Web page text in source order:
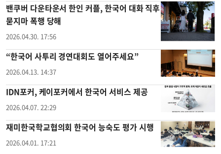
밴쿠버 다운타운서 한인 커플, 한국어 대화 직후
묻지마 폭행 당해
2026.04.30. 17:56
“한국어 사투리 경연대회도 열어주세요”
2026.04.13. 14:37
IDN포커, 케이포커에서 한국어 서비스 제공
2026.04.07. 22:29
재미한국학교협의회 한국어 능숙도 평가 시행
2026.04.01. 17:21